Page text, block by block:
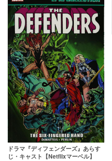
ドラマ『ディフェンダーズ』あらす
じ・キャスト【Netflixマーベル】